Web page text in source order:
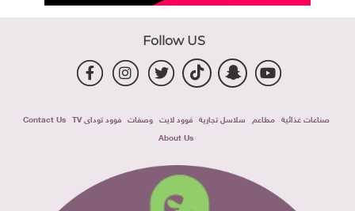
Follow US
صناعات غذائية مطاعم سلاسل تجارية فوود لايت وصفات فوود توداى TV
Contact Us
About Us